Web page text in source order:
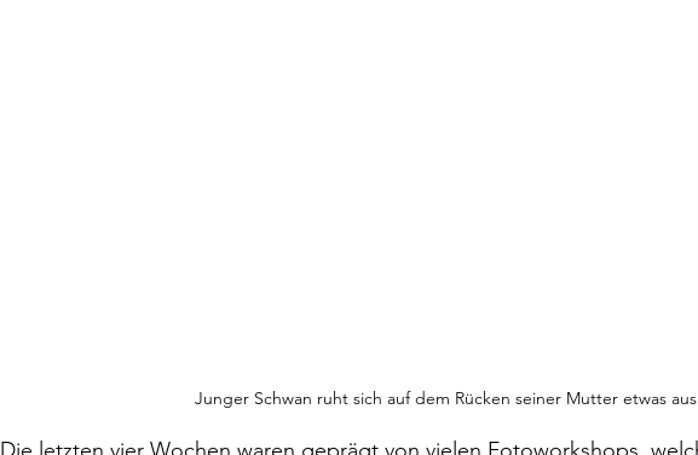
Junger Schwan ruht sich auf dem Rücken seiner Mutter etwas